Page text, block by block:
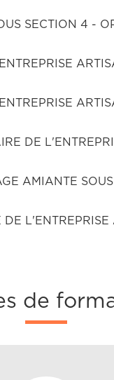
4 - OPERATEUR
ARTISANALE
ARTISANALE
ARTISANALE DU
AMIANTE
de